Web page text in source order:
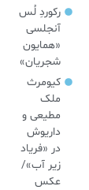
رکوردِ لُس
آنجلسی
«همایون
شجریان»
کیومرث
ملک
مطیعی و
داریوش
در «فریاد
زیر آب»/
عکس